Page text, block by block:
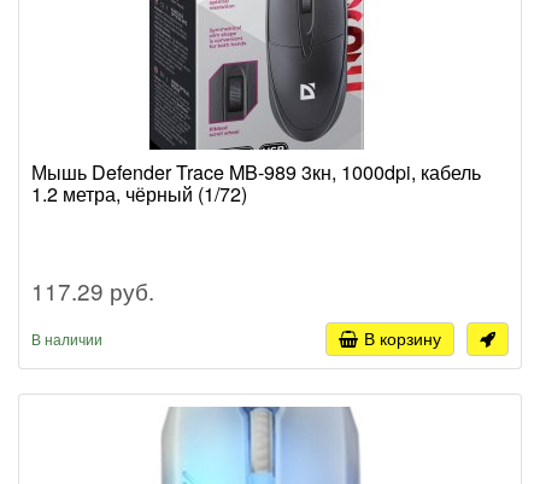
Мышь Defender Trace MB-989 3кн, 1000dpi, кабель
1.2 метра, чёрный (1/72)
117.29 руб.
В наличии В корзину